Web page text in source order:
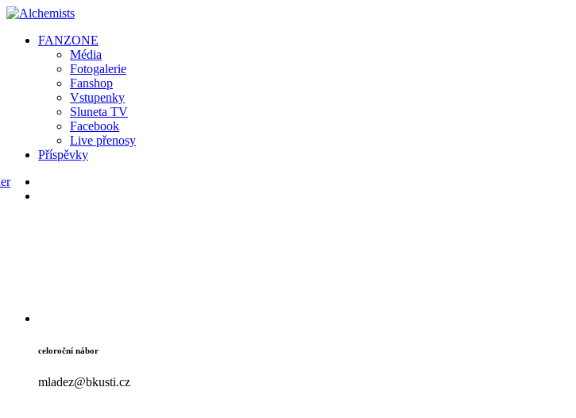
FANZONE
Média
Fotogalerie
Fanshop
Vstupenky
Sluneta TV
Facebook
Live přenosy
Příspěvky
celoroční nábor
mladez@bkusti.cz